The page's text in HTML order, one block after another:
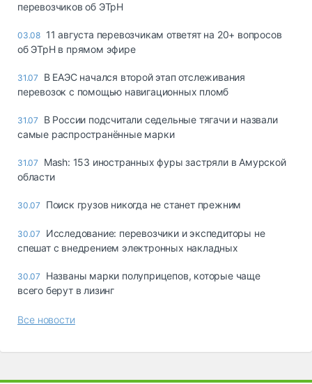
перевозчиков об ЭТрН
03.08 11 августа перевозчикам ответят на 20+ вопросов
об ЭТрН в прямом эфире
31.07
В ЕАЭС начался второй этап отслеживания
перевозок с помощью навигационных пломб
31.07
В России подсчитали седельные тягачи и назвали
самые распространённые марки
31.07
Mash: 153 иностранных фуры застряли в Амурской
области
30.07 Поиск грузов никогда не станет прежним
30.07
Исследование: перевозчики и экспедиторы не
спешат с внедрением электронных накладных
30.07
Названы марки полуприцепов, которые чаще
всего берут в лизинг
Все новости